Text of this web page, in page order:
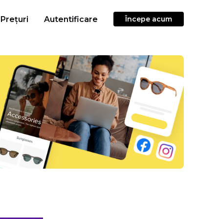
Prețuri Autentificare Începe acum